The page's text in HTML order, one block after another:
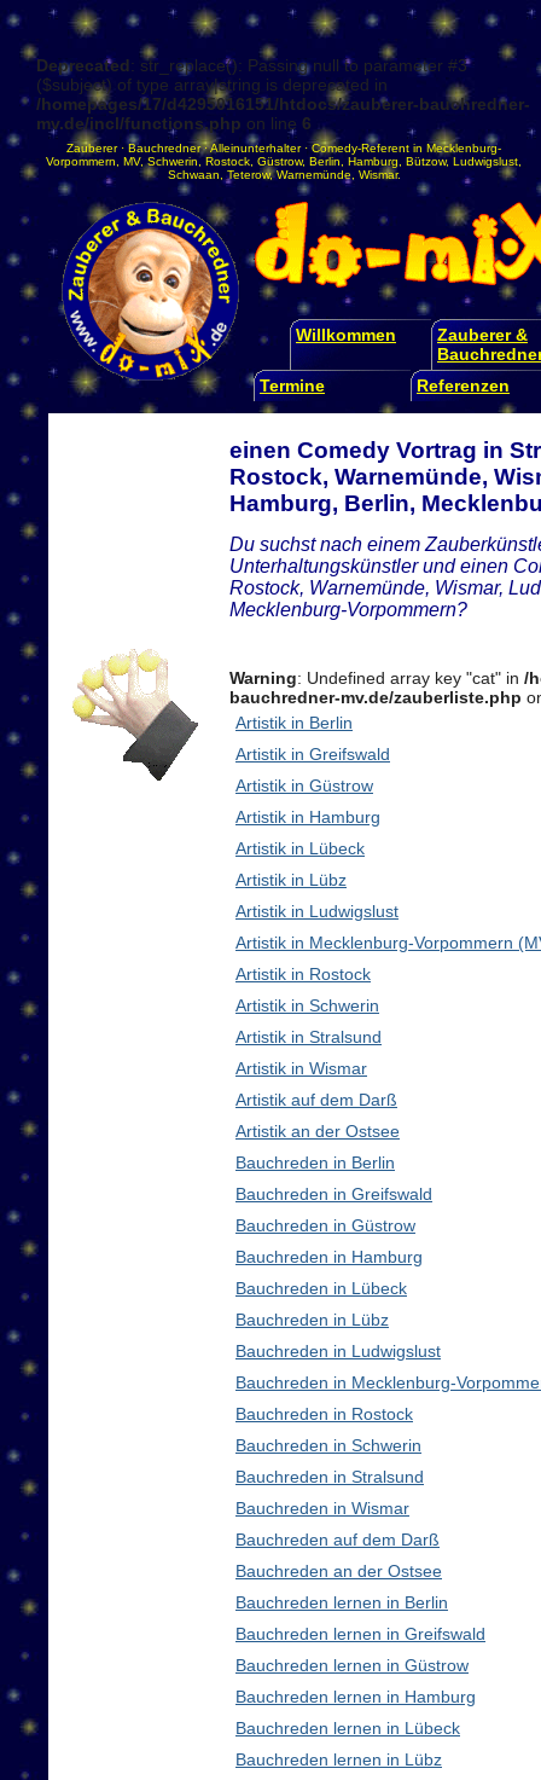
Deprecated: str_replace(): Passing null to parameter #3
($subject) of type array|string is deprecated in
/homepages/17/d4295016151/htdocs/zauberer-bauchredner-
mv.de/incl/functions.php on line 6
Zauberer·Bauchredner·Alleinunterhalter· Comedy-Referent in Mecklenburg-
Vorpommern
MV, Schwerin Rostock Güstrow, Berlin Hamburg Bützow, Ludwigslust
Schwaan ,Teterow,Warnemünde Wismar.
Willkommen
Zauberer &
Termine
Referenzen
einen Comedy Vortrag in
Rostock, Warnemünde,
Hamburg, Berlin,
Du suchst nach einem
Unterhaltungskünstler und einen
Rostock, Warnemünde, Wismar,
Mecklenburg-Vorpommern?
Warning: Undefined array key "cat" in /
bauchredner-mv.de/zauberliste.php
Artistik in Berlin
Artistik in Greifswald
Artistik in Güstrow
Artistik in Hamburg
Artistik in Lübeck
Artistik in Lübz
Artistik in Ludwigslust
Artistik in Mecklenburg-Vorpommern
Artistik in Rostock
Artistik in Schwerin
Artistik in Stralsund
Artistik in Wismar
Artistik auf dem Darß
Artistik an der Ostsee
Bauchreden in Berlin
Bauchreden in Greifswald
Bauchreden in Güstrow
Bauchreden in Hamburg
Bauchreden in Lübeck
Bauchreden in Lübz
Bauchreden in Ludwigslust
Bauchreden in Mecklenburg-
Bauchreden in Rostock
Bauchreden in Schwerin
Bauchreden in Stralsund
Bauchreden in Wismar
Bauchreden auf dem Darß
Bauchreden an der Ostsee
Bauchreden lernen in Berlin
Bauchreden lernen in Greifswald
Bauchreden lernen in Güstrow
Bauchreden lernen in Hamburg
Bauchreden lernen in Lübeck
Bauchreden lernen in Lübz